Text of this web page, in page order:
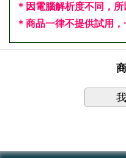
＊因電腦解析度不同，
＊ 商品一律不提供試用